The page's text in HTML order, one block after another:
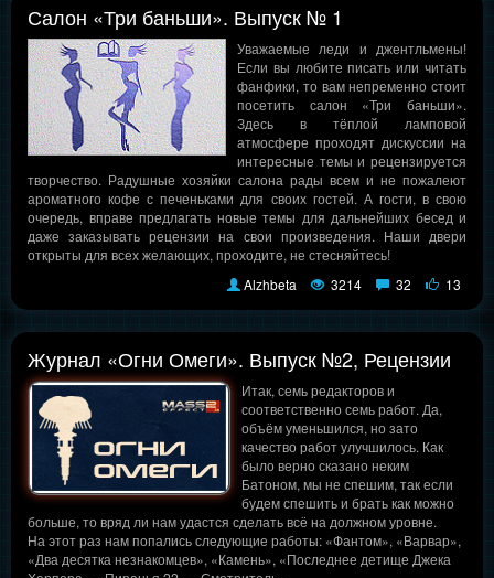
Салон «Три баньши». Выпуск № 1
Уважаемые леди и джентльмены!
Если вы любите писать или читать
фанфики, то вам непременно стоит
посетить салон «Три баньши».
Здесь в тёплой ламповой
атмосфере проходят дискуссии на
интересные темы и рецензируется
творчество. Радушные хозяйки салона рады всем и не пожалеют
ароматного кофе с печеньками для своих гостей. А гости, в свою
очередь, вправе предлагать новые темы для дальнейших бесед и
даже заказывать рецензии на свои произведения. Наши двери
открыты для всех желающих, проходите, не стесняйтесь!
Alzhbeta
3214 32 13
Журнал «Огни Омеги». Выпуск №2, Рецензии
Итак, семь редакторов и
соответственно семь работ. Да,
объём уменьшился, но зато
качество работ улучшилось. Как
было верно сказано неким
Батоном, мы не спешим, так если
будем спешить и брать как можно
больше, то вряд ли нам удастся сделать всё на должном уровне.
На этот раз нам попались следующие работы: «Фантом», «Варвар»,
«Два десятка незнакомцев», «Камень», «Последнее детище Джека